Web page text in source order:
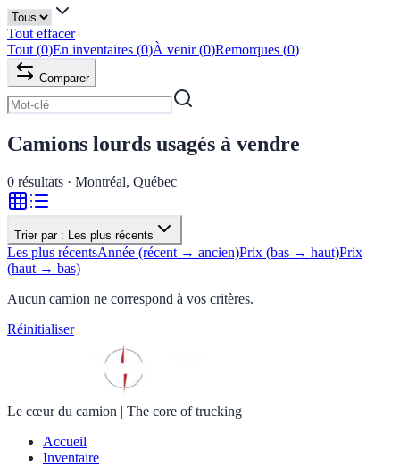
Tout effacer
Tout (0)En inventaires (0)À venir (0)Remorques (0)
Comparer
Camions lourds usagés à vendre
0 résultats · Montréal, Québec
Trier par : Les plus récents
Les plus récentsAnnée (récent → ancien)Prix (bas → haut)Prix
(haut → bas)
Aucun camion ne correspond à vos critères.
Réinitialiser
Le cœur du camion | The core of trucking
Accueil
Inventaire